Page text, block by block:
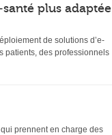
plus adaptée
de solutions d’e-
patients, des professionnels
prennent en charge des